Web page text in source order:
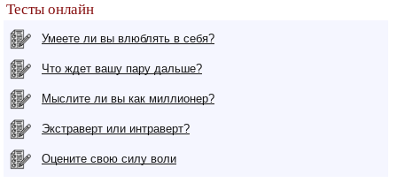
Тесты онлайн
Умеете ли вы влюблять в себя?
Что ждет вашу пару дальше?
Мыслите ли вы как миллионер?
Экстраверт или интраверт?
Оцените свою силу воли